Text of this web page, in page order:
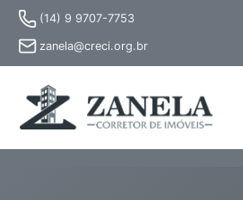
(14) 9 9707-7753
zanela@creci.org.br